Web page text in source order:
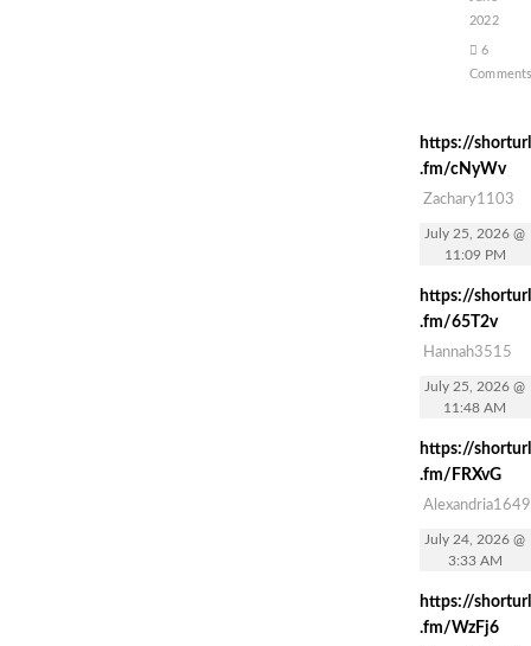
2022
6
https://shorturl
.fm/cNyWv
Zachary1103
July 25, 2026 @
11:09 PM
https://shorturl
.fm/65T2v
Hannah3515
July 25, 2026 @
11:48 AM
https://shorturl
.fm/FRXvG
Alexandria1649
July 24, 2026 @
3:33 AM
https://shorturl
.fm/WzFj6